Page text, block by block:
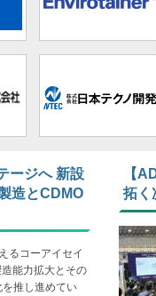
ージへ 新設
造とCDMO
るコーアイセイ
能力拡大とその
推し進めてい
【
拓く